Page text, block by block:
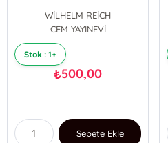
WİLHELM REİCH
CEM YAYINEVİ
Stok : 1+
₺500,00
Sepete Ekle